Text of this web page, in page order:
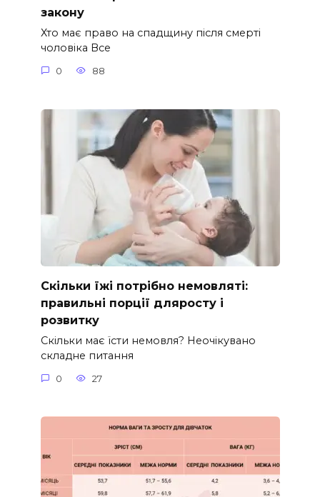
закону
Хто має право на спадщину після смерті
чоловіка Все
0 88
Скільки їжі потрібно немовляті:
правильні порції дляросту і
розвитку
Скільки має їсти немовля? Неочікувано
складне питання
0 27